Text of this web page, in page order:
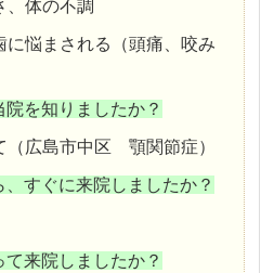
、体の不調
に悩まされる（頭痛、咬み
を知りましたか？
（広島市中区 顎関節症）
、すぐに来院しましたか？
来院しましたか？